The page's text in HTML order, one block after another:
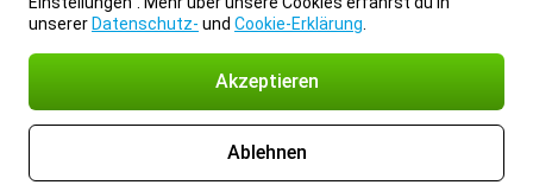
unserer Datenschutz- und Cookie-Erklärung
Akzeptieren
Ablehnen